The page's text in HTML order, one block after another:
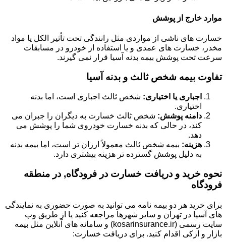
موارد خارج از پوشش
خسارت های ناشی از مواردی مثل رانندگی تحت تأثیر الکل یا مواد
مخدر، خسارت های عمدی و یا استفاده از خودرو در مسابقات
سرعت تحت پوشش بیمه بدنه آسیا قرار نمی گیرند.
تفاوت بیمه شخص ثالث و بدنه آسیا
اجباری یا اختیاری: شخص ثالث اجباری است، اما بدنه
اختیاری.
دامنه پوشش: شخص ثالث خسارت به دیگران را جبران می
کند، در حالی که بدنه خسارت خودروی شما را پوشش می
دهد.
هزینه: بیمه شخص ثالث معمولاً ارزان تر است، اما بیمه بدنه
به دلیل پوشش گسترده تر هزینه بیشتری دارد.
نحوه خرید و دریافت خسارت در فرودگاه, در منطقه
فرودگاه
برای خرید هر دو بیمه نامه می توانید به صورت حضوری به نمایندگی
های آسیا در تهران و سایر شهرها مراجعه کنید یا از طریق وب
سایت رسمی (kosarinsurance.ir) و سامانه های آنلاین مثل بیمه
بازار و ازکی اقدام کنید. برای دریافت خسارت: